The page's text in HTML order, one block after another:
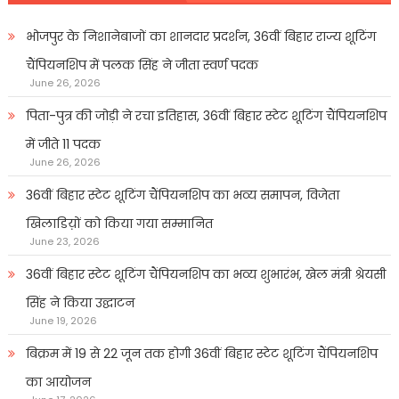
भोजपुर के निशानेबाजों का शानदार प्रदर्शन, 36वीं बिहार राज्य शूटिंग
चैंपियनशिप में पलक सिंह ने जीता स्वर्ण पदक
June 26, 2026
पिता-पुत्र की जोड़ी ने रचा इतिहास, 36वीं बिहार स्टेट शूटिंग चैंपियनशिप
में जीते 11 पदक
June 26, 2026
36वीं बिहार स्टेट शूटिंग चैंपियनशिप का भव्य समापन, विजेता
खिलाडिय़ों को किया गया सम्मानित
June 23, 2026
36वीं बिहार स्टेट शूटिंग चैंपियनशिप का भव्य शुभारंभ, खेल मंत्री श्रेयसी
सिंह ने किया उद्घाटन
June 19, 2026
बिक्रम में 19 से 22 जून तक होगी 36वीं बिहार स्टेट शूटिंग चैंपियनशिप
का आयोजन